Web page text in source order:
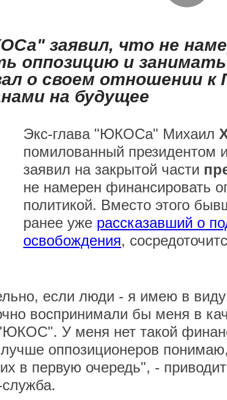
заявил, что не
оппозицию и
о своем отношении к
на будущее
Экс-глава "ЮКОСа" Михаил
помилованный президентом
заявил на закрытой части
не намерен финансировать
политикой. Вместо этого
ранее уже рассказавший о
освобождения,
если люди - я имею в виду
воспринимали бы меня в
У меня нет такой
оппозиционеров
в первую очередь", -